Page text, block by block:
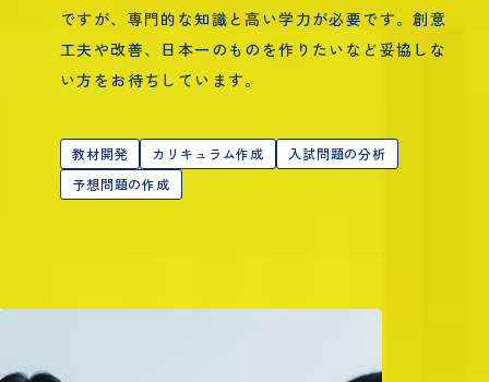
ですが、専門的な知識と高い学力が必要です。創意
工夫や改善、日本一のものを作りたいなど妥協しな
い方をお待ちしています。
教材開発 カリキュラム作成
入試問題の分析
予想問題の作成